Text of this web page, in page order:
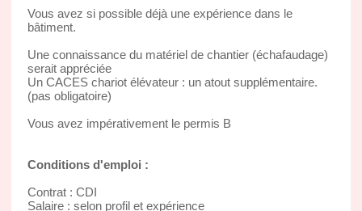
Vous avez si possible déjà une expérience dans le
bâtiment.
Une connaissance du matériel de chantier (échafaudage)
serait appréciée
Un CACES chariot élévateur : un atout supplémentaire.
(pas obligatoire)
Vous avez impérativement le permis B
Conditions d'emploi :
Contrat : CDI
Salaire : selon profil et expérience